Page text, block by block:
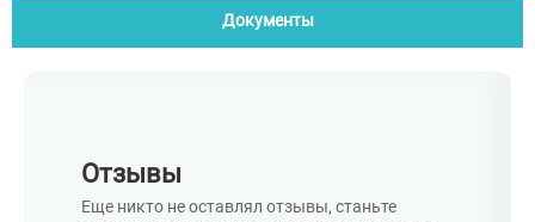
Документы
Отзывы
Еще никто не оставлял отзывы, станьте